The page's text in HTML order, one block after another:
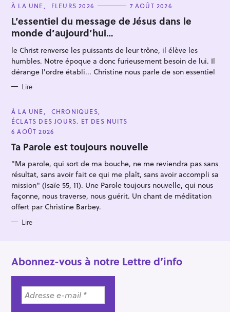
C
T
E
G
O
R
I
E
S
À LA UNE FLEURS 2026 7 AOÛT 2026
L’essentiel du message de Jésus dans le
monde d’aujourd’hui…
le Christ renverse les puissants de leur trône, il élève les
humbles. Notre époque a donc furieusement besoin de lui. Il
dérange l'ordre établi... Christine nous parle de son essentiel
Lire
C
A
T
E
O
R
E
À LA UNE
CHRONIQUES
ÉCLATS DES JOURS. ET DES NUITS
6 AOÛT 2026
Ta Parole est toujours nouvelle
"Ma parole, qui sort de ma bouche, ne me reviendra pas sans
résultat, sans avoir fait ce qui me plaît, sans avoir accompli sa
mission" (Isaïe 55, 11). Une Parole toujours nouvelle, qui nous
façonne, nous traverse, nous guérit. Un chant de méditation
offert par Christine Barbey.
Lire
Abonnez-vous à notre Lettre d’info